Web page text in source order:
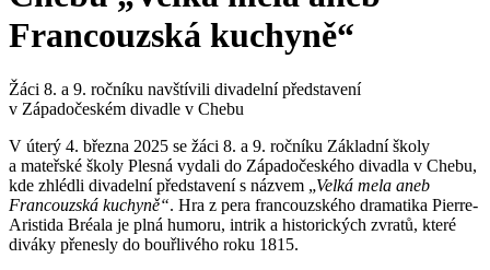
Francouzská kuchyně“
Žáci 8. a 9. ročníku navštívili divadelní představení
v Západočeském divadle v Chebu
V úterý 4. března 2025 se žáci 8. a 9. ročníku Základní školy
a mateřské školy Plesná vydali do Západočeského divadla v Chebu,
kde zhlédli divadelní představení s názvem „Velká mela aneb
Francouzská kuchyně“. Hra z pera francouzského dramatika Pierre-
Aristida Bréala je plná humoru, intrik a historických zvratů, které
diváky přenesly do bouřlivého roku 1815.